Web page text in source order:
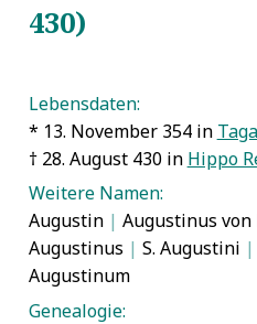
430)
Lebensdaten:
* 13. November 354 in
† 28. August 430 in Hippo
Weitere Namen:
Augustin | Augustinus
Augustinus | S. Augustini |
Augustinum
Genealogie: